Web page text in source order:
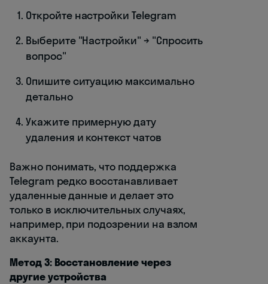
Откройте настройки Telegram
Выберите "Настройки" → "Спросить
вопрос"
Опишите ситуацию максимально
детально
Укажите примерную дату
удаления и контекст чатов
Важно понимать, что поддержка
Telegram редко восстанавливает
удаленные данные и делает это
только в исключительных случаях,
например, при подозрении на взлом
аккаунта.
Метод 3: Восстановление через
другие устройства